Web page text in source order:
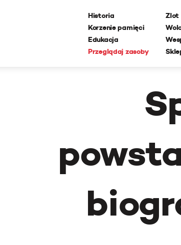
Historia
Korzenie pamięci
Edukacja
Przeglądaj zasoby
Zlot